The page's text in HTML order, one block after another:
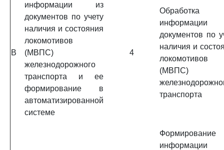
B
информации из
документов по учету
наличия и состояния
локомотивов
(МВПС)
железнодорожного
транспорта и ее
формирование в
автоматизированной
системе
4
Обработка
документов по
наличия и
локомотивов
(МВПС)
транспорта
Формирование